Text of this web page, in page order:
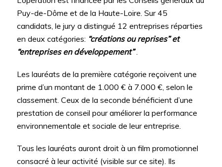
Puy-de-Dôme et de la Haute-Loire. Sur 45
candidats, le jury a distingué 12 entreprises réparties
en deux catégories: “créations ou reprises” et
“entreprises en développement”
Les lauréats de la première catégorie reçoivent une
prime d’un montant de 1.000 € à 7.000 €, selon le
classement. Ceux de la seconde bénéficient d’une
prestation de conseil pour améliorer la performance
environnementale et sociale de leur entreprise.
Tous les lauréats auront droit à un film promotionnel
consacré à leur activité (visible sur ce site). Ils